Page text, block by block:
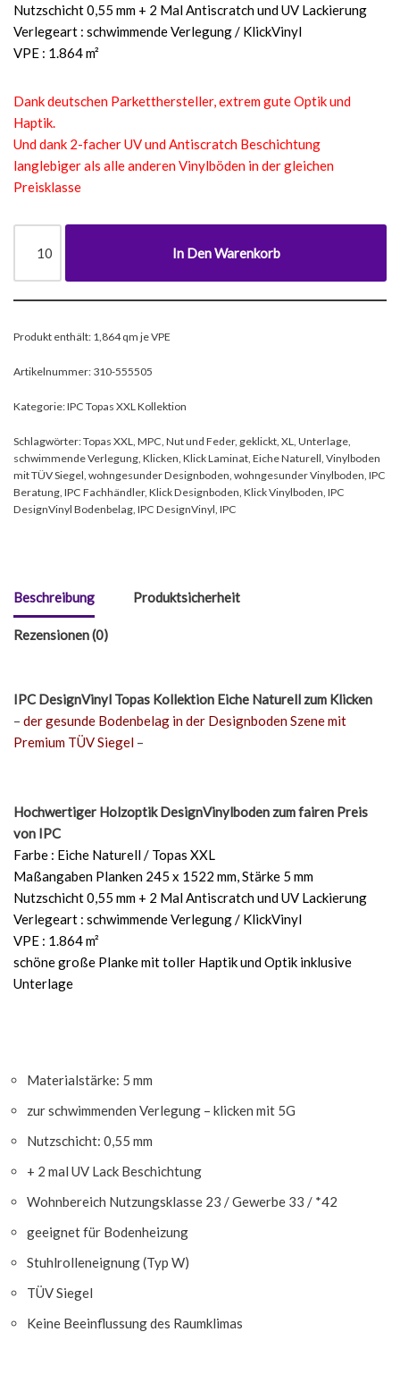
Nutzschicht 0,55 mm + 2 Mal Antiscratch und UV Lackierung
Verlegeart : schwimmende Verlegung / KlickVinyl
VPE : 1.864 m²
Dank deutschen Parketthersteller, extrem gute Optik und
Haptik.
Und dank 2-facher UV und Antiscratch Beschichtung
langlebiger als alle anderen Vinylböden in der gleichen
Preisklasse
In Den Warenkorb
Produkt enthält: 1,864qm je VPE
Artikelnummer: 310-555505
Kategorie:IPC Topas XXL Kollektion
Schlagwörter:Topas XXL MPC Nut und Feder, geklickt XL Unterlage
schwimmende Verlegung Klicken Klick Laminat Eiche Naturell Vinylboden
mit TÜV Siegel wohngesunder Designboden wohngesunder Vinylboden IPC
Beratung IPC Fachhändler, Klick Designboden Klick Vinylboden IPC
DesignVinyl Bodenbelag IPC DesignVinyl IPC
Beschreibung Produktsicherheit
Rezensionen (0)
IPC DesignVinyl Topas Kollektion Eiche Naturell zum Klicken
– der gesunde Bodenbelag in der Designboden Szene mit
Premium TÜV Siegel –
Hochwertiger Holzoptik DesignVinylboden zum fairen Preis
von IPC
Farbe : Eiche Naturell / Topas XXL
Maßangaben Planken 245 x 1522 mm, Stärke 5 mm
Nutzschicht 0,55 mm + 2 Mal Antiscratch und UV Lackierung
Verlegeart : schwimmende Verlegung / KlickVinyl
VPE : 1.864 m²
schöne große Planke mit toller Haptik und Optik inklusive
Unterlage
Materialstärke: 5 mm
zur schwimmenden Verlegung – klicken mit 5G
Nutzschicht: 0,55 mm
+ 2 mal UV Lack Beschichtung
Wohnbereich Nutzungsklasse 23 / Gewerbe 33 / *42
geeignet für Bodenheizung
Stuhlrolleneignung (Typ W)
TÜV Siegel
Keine Beeinflussung des Raumklimas